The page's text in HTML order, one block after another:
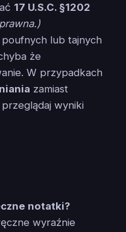
17 U.S.C. §1202
poufnych lub tajnych
że
W przypadkach
zamiast
wyniki
notatki?
wyraźnie